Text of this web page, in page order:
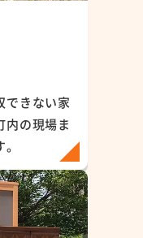
できない家
内の現場ま